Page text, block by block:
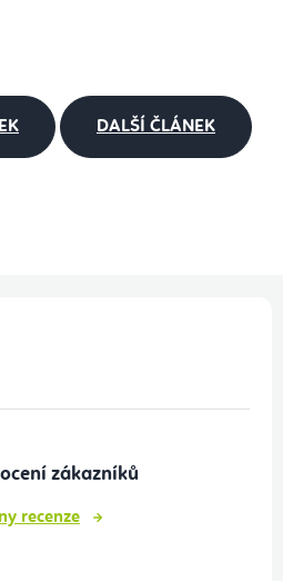
DALŠÍ ČLÁNEK
zákazníků
recenze